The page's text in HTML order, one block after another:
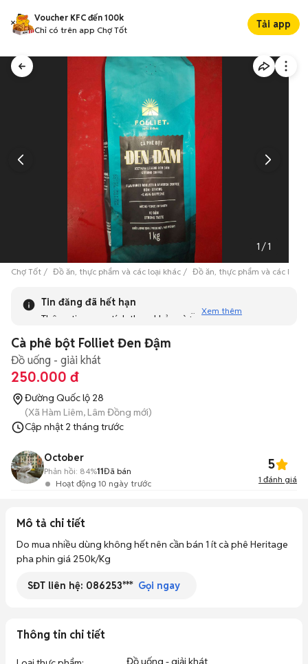
Voucher KFC đến 100k
Chỉ có trên app Chợ Tốt
Tải app
1 /1
Chợ Tốt Đồ ăn, thực phẩm và các loại khác Đồ ăn, thực phẩm và các loại
Tin đăng đã hết hạn
Thông tin mang tính tham khảo và bạn không thể liên hệ
tương tự khác dưới đây nhé!
Xem thêm
Cà phê bột Folliet Đen Đậm
Đồ uống - giải khát
250.000 đ
Đường Quốc lộ 28
(Xã Hàm Liêm, Lâm Đồng mới)
Cập nhật 2 tháng trước
October
Hoạt động 10 ngày trước
Phản hồi: 84%11Đã bán 5
1 đánh giá
Mô tả chi tiết
Do mua nhiều dùng không hết nên cần bán 1 ít cà phê Heritage
pha phin giá 250k/Kg
SĐT liên hệ: 086253*** Gọi ngay
Thông tin chi tiết
Đồ uống - giải khát